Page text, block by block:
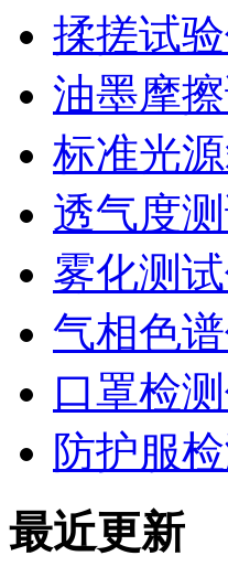
揉搓试
油墨摩
标准光
透气度
雾化测
气相色
口罩检
防护服
最近更新